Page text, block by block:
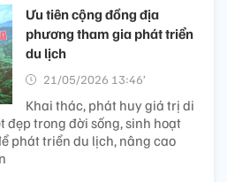
Ưu tiên cộng đồng địa
phương tham gia phát triển
du lịch
21/05/2026 13:46’
Khai thác, phát huy giá trị di
đẹp trong đời sống, sinh hoạt
phát triển du lịch, nâng cao